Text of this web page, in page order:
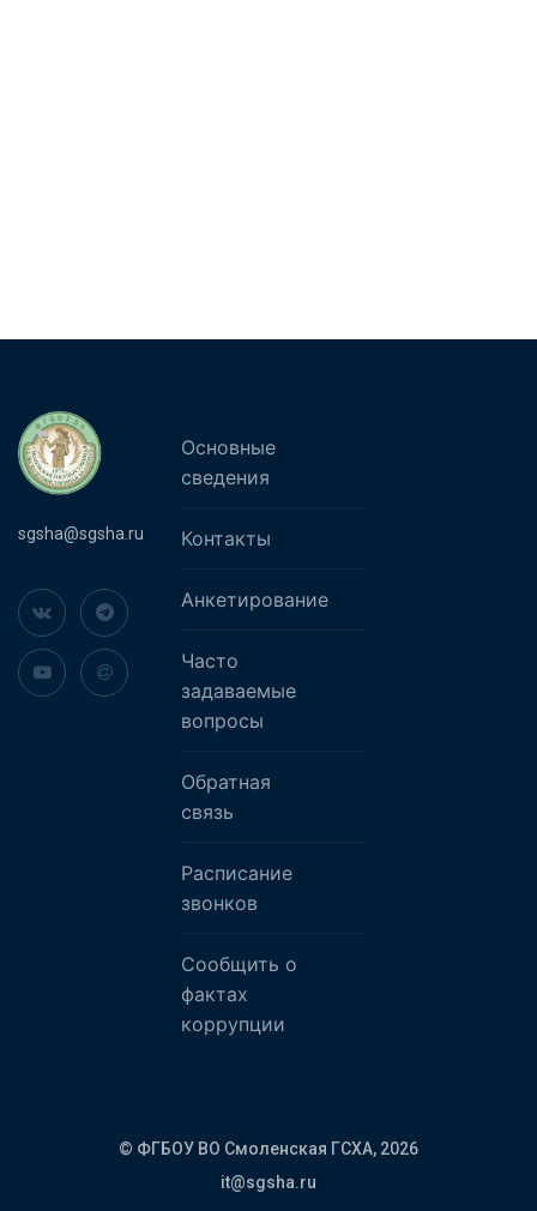
sgsha@sgsha.ru
Основные
сведения
Контакты
Анкетирование
Часто
задаваемые
вопросы
Обратная
связь
Расписание
звонков
Сообщить о
фактах
коррупции
© ФГБОУ ВО Смоленская ГСХА, 2026
it@sgsha.ru